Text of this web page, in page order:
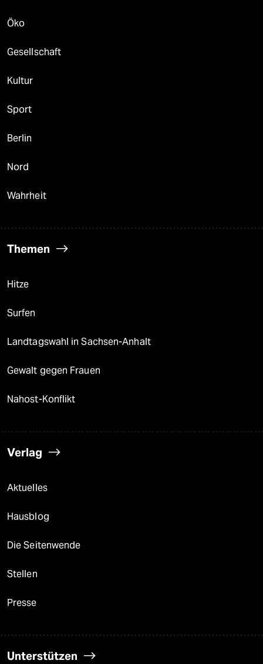
Öko
Gesellschaft
Kultur
Sport
Berlin
Nord
Wahrheit
Themen
Hitze
Surfen
Landtagswahl in Sachsen-Anhalt
Gewalt gegen Frauen
Nahost-Konflikt
Verlag
Aktuelles
Hausblog
Die Seitenwende
Stellen
Presse
Unterstützen